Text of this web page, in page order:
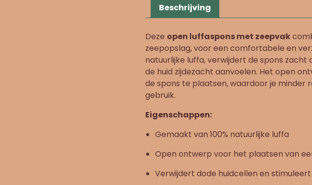
Beschrijving
Deze open luffaspons met zeepvak
zeepopslag, voor een comfortabele en
natuurlijke luffa, verwijdert de spons
de huid zijdezacht aanvoelen. Het open
de spons te plaatsen, waardoor je
gebruik.
Eigenschappen:
Gemaakt van 100% natuurlijke luffa
Open ontwerp voor het plaatsen van
Verwijdert dode huidcellen en